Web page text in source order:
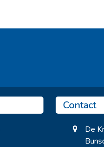
Contact
De